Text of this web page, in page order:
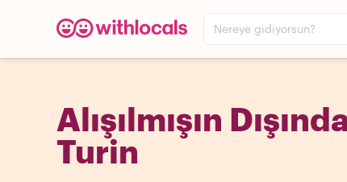
Nereye gidiyorsun?
Alışılmışın
Turin